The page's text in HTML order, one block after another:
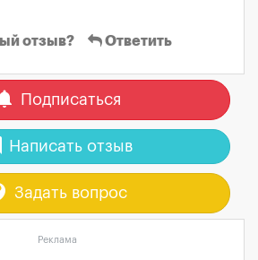
отзыв? Ответить
Подписаться
Написать отзыв
Задать вопрос
Реклама